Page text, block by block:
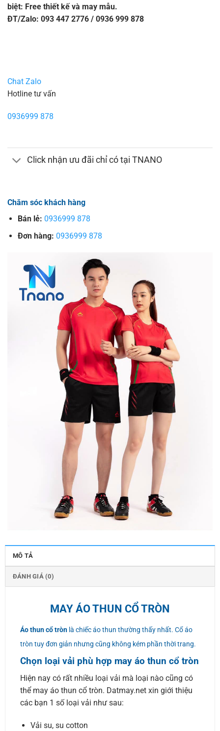
biệt: Free thiết kế và may mẫu.
ĐT/Zalo: 093 447 2776 / 0936 999 878
Chat Zalo
Hotline tư vấn
0936999 878
Click nhận ưu đãi chỉ có tại TNANO
Chăm sóc khách hàng
Bán lẻ: 0936999 878
Đơn hàng: 0936999 878
MÔ TẢ
ĐÁNH GIÁ (0)
MAY ÁO THUN CỔ TRÒN
Áo thun cổ trònlà chiếc áo thun thường thấy nhất. Cổ áo
tròn tuy đơn giản nhưng cũng không kém phần thời trang.
Chọn loại vải phù hợp may áo thun cổ tròn
Hiện nay có rất nhiều loại vải mà loại nào cũng có
thể may áo thun cổ tròn. Datmay.net xin giới thiệu
các bạn 1 số loại vải như sau:
Vải su, su cotton